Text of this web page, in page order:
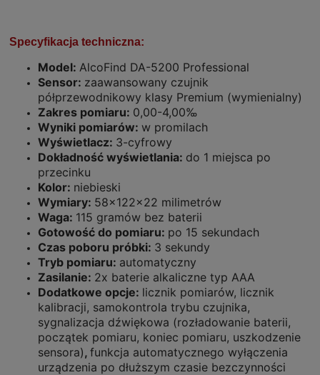
Specyfikacja techniczna:
Model: AlcoFind DA-5200 Professional
Sensor: zaawansowany czujnik
półprzewodnikowy klasy Premium (wymienialny)
Zakres pomiaru: 0,00-4,00‰
Wyniki pomiarów: w promilach
Wyświetlacz: 3-cyfrowy
Dokładność wyświetlania: do 1 miejsca po
przecinku
Kolor: niebieski
Wymiary: 58x122x22 milimetrów
Waga: 115 gramów bez baterii
Gotowość do pomiaru: po 15 sekundach
Czas poboru próbki: 3 sekundy
Tryb pomiaru: automatyczny
Zasilanie: 2x baterie alkaliczne typ AAA
Dodatkowe opcje: licznik pomiarów, licznik
kalibracji, samokontrola trybu czujnika,
sygnalizacja dźwiękowa (rozładowanie baterii,
początek pomiaru, koniec pomiaru, uszkodzenie
sensora), funkcja automatycznego wyłączenia
urządzenia po dłuższym czasie bezczynności